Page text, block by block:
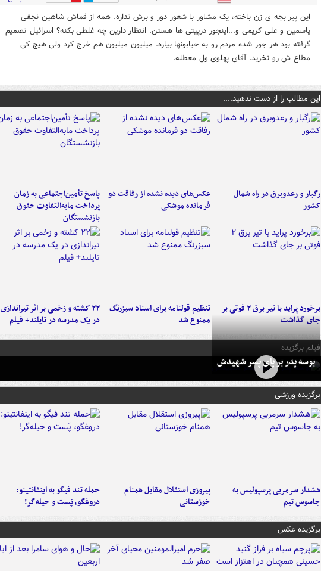
این پیر بجه ی زن باخته، یک مشاور با شعور دور و برش نداره. همه از قماش شاهین نجفی
یاسمین و علی کریمی و...اینجور درپیتی ها هستن. انتظار دارین چه غلطی بکنه؟ اسرائیل تصمیم
گرفته بود هر جور شده مردم رو به خیابونها بیاره. میلیون میلیون هم خرج کرد ولی هیج کی
مطاع ش رو نخرید. آقای پهلوی ول معطله.
این مطالب را از دست ندهید....
رگبار و رعدوبرق در راه شمال
کشور
عکس‌های دیده نشده از رفاقت دو
فرمانده‌ موشکی
پاسخ تأمین‌اجتماعی به زمان
پرداخت مابه‌التفاوت حقوق
بازنشستگان
برخورد پراید با تیر برق ۲ فوتی بر
جای گذاشت
تنظیم قولنامه برای اسناد سبزرنگ
ممنوع شد
۲۲ کشته و زخمی بر اثر تیراندازی
در یک مدرسه در تایلند+ فیلم
فیلم برگزیده
بوسه‌ پدر بر پای پسر شهیدش
برگزیده ورزشی
هشدار سرمربی پرسپولیس به
جاسوس تیم
پیروزی استقلال مقابل همنام
خوزستانی
حمله تند فیگو به اینفانتینو:
دروغگو، پَست‌ و حیله‌گر!
برگزیده عکس